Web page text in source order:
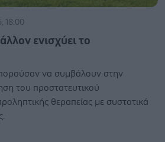
18:00
ενισχύει το
να συμβάλουν στην
του προστατευτικού
θεραπείας με συστατικά